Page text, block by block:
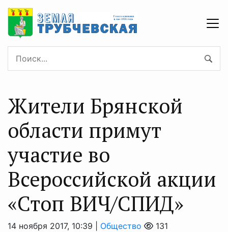
Жители Брянской
области примут
участие во
Всероссийской акции
«Стоп ВИЧ/СПИД»
14 ноября 2017, 10:39 | Общество 131